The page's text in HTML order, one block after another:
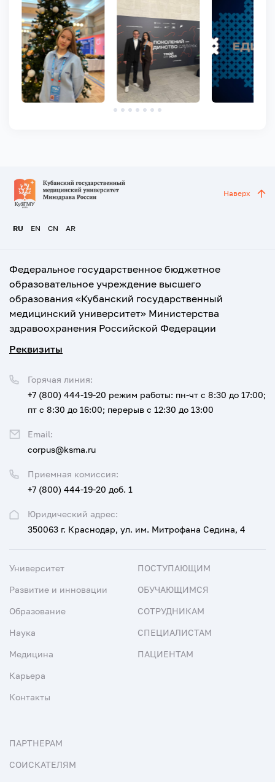
RU EN CN AR
Наверх
Федеральное государственное бюджетное
образовательное учреждение высшего
образования «Кубанский государственный
медицинский университет» Министерства
здравоохранения Российской Федерации
Реквизиты
Юридический адрес:
350063 г. Краснодар, ул. им. Митрофана Седина, 4
Приемная комиссия:
+7 (800) 444-19-20 доб. 1
Горячая линия:
+7 (800) 444-19-20 режим работы: пн-чт с 8:30 до 17:00;
пт с 8:30 до 16:00; перерыв с 12:30 до 13:00
Email:
corpus@ksma.ru
Университет
Развитие и инновации
Образование
Наука
Медицина
Карьера
Контакты
ПОСТУПАЮЩИМ
ОБУЧАЮЩИМСЯ
СОТРУДНИКАМ
СПЕЦИАЛИСТАМ
ПАЦИЕНТАМ
ПАРТНЕРАМ
СОИСКАТЕЛЯМ